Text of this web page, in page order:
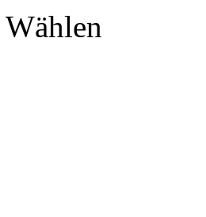
Wählen